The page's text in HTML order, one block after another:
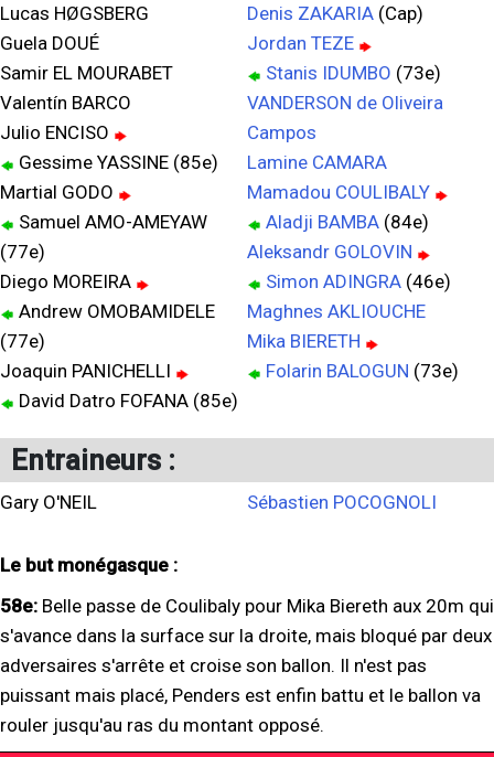
Lucas HØGSBERG
Guela DOUÉ
Samir EL MOURABET
Valentín BARCO
Julio ENCISO
Gessime YASSINE (85e)
Martial GODO
Samuel AMO-AMEYAW
(77e)
Diego MOREIRA
Andrew OMOBAMIDELE
(77e)
Joaquin PANICHELLI
David Datro FOFANA (85e)
Denis ZAKARIA (Cap)
Jordan TEZE
Stanis IDUMBO (73e)
VANDERSON de Oliveira
Campos
Lamine CAMARA
Mamadou COULIBALY
Aladji BAMBA (84e)
Aleksandr GOLOVIN
Simon ADINGRA (46e)
Maghnes AKLIOUCHE
Mika BIERETH
Folarin BALOGUN (73e)
Entraineurs :
Gary O'NEIL Sébastien POCOGNOLI
Le but monégasque :
58e: Belle passe de Coulibaly pour Mika Biereth aux 20m qui
s'avance dans la surface sur la droite, mais bloqué par deux
adversaires s'arrête et croise son ballon. Il n'est pas
puissant mais placé, Penders est enfin battu et le ballon va
rouler jusqu'au ras du montant opposé.